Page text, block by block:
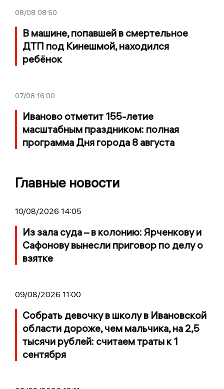
08/08 08:50
В машине, попавшей в смертельное
ДТП под Кинешмой, находился
ребёнок
07/08 16:00
Иваново отметит 155-летие
масштабным праздником: полная
программа Дня города 8 августа
Главные новости
10/08/2026 14:05
Из зала суда – в колонию: Ярченкову и
Сафонову вынесли приговор по делу о
взятке
09/08/2026 11:00
Собрать девочку в школу в Ивановской
области дороже, чем мальчика, на 2,5
тысячи рублей: считаем траты к 1
сентября